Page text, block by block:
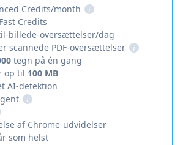
Credits/month
i
Fast Credits
billede-oversættelser/dag
scannede PDF-oversættelser
i
tegn på én gang
op til 100 MB
AI-detektion
i
af Chrome-udvidelser
som helst